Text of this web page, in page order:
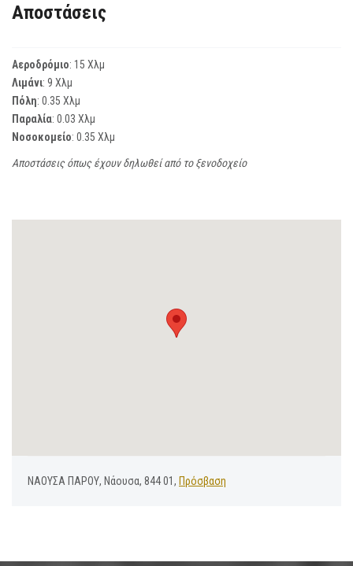
Αποστάσεις
Αεροδρόμιο: 15 Χλμ
Λιμάνι: 9 Χλμ
Πόλη: 0.35 Χλμ
Παραλία: 0.03 Χλμ
Νοσοκομείο: 0.35 Χλμ
Αποστάσεις όπως έχουν δηλωθεί από το ξενοδοχείο
ΝΑΟΥΣΑ ΠΑΡΟΥ, Νάουσα, 844 01, Πρόσβαση